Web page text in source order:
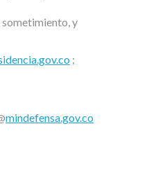
sometimiento, y
;
mindefensa.gov.co